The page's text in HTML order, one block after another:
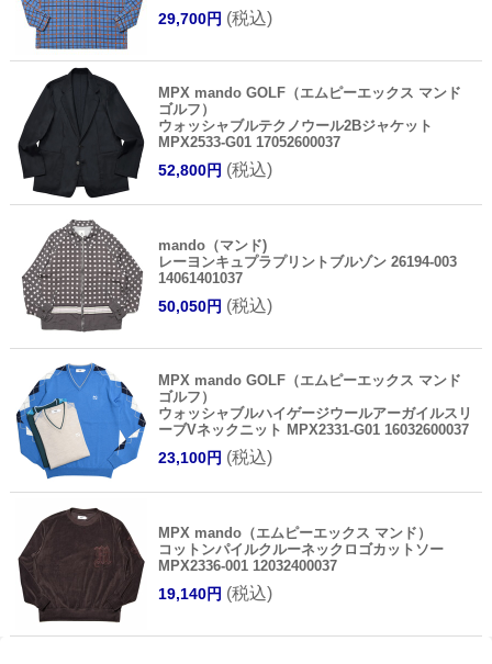
29,700円 (税込)
MPX mando GOLF（エムピーエックス マンド
ゴルフ）
ウォッシャブルテクノウール2Bジャケット
MPX2533-G01 17052600037
52,800円 (税込)
mando（マンド)
レーヨンキュプラプリントブルゾン 26194-003
14061401037
50,050円 (税込)
MPX mando GOLF（エムピーエックス マンド
ゴルフ）
ウォッシャブルハイゲージウールアーガイルスリ
ーブVネックニット MPX2331-G01 16032600037
23,100円 (税込)
MPX mando（エムピーエックス マンド）
コットンパイルクルーネックロゴカットソー
MPX2336-001 12032400037
19,140円 (税込)